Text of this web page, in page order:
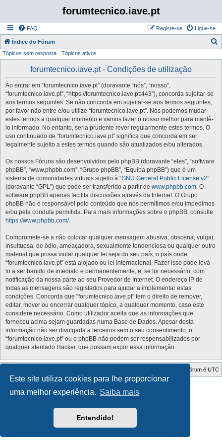
Este site utiliza cookies para lhe proporcionar
uma melhor experiência. Saiba mais
Entendido!
forumtecnico.iave.pt
FAQ Ligue-se
Registe-se
Índice do Fórum
Tópicos sem resposta Tópicos ativos
forumtecnico.iave.pt - Condições de utilização
Ao entrar em “forumtecnico.iave.pt” (doravante “nós”, “nosso”,
“forumtecnico.iave.pt”, “https://forumtecnico.iave.pt:443”), concorda sujeitar-se
aos termos seguintes. Se não concorda em sujeitar-se aos termos seguintes,
por favor não entre e/ou utilize “forumtecnico.iave.pt”. Nós podemos mudar
estes termos a qualquer momento e vamos fazer o nosso melhor para mantê-
lo informado. No entanto, seria prudente rever regularmente estes termos. O
uso continuado de “forumtecnico.iave.pt” significa que concorda em ser
legalmente sujeito a estes termos quando são atualizados e/ou alterados.
Os nossos Fóruns são desenvolvidos pelo phpBB (doravante “eles”, “software
phpBB”, “www.phpbb.com”, “Grupo phpBB”, “Equipa phpBB”) que é um
sistema de comunidades virtuais sujeito à “GNU General Public License v2”
(doravante “GPL”) que pode ser transferido a partir de www.phpbb.com. O
software phpBB apenas facilita discussões através da Internet. O Grupo
phpBB não é responsável pelo conteúdo que nós permitimos e/ou impedimos
e/ou pela conduta permitida. Para mais informações sobre o phpBB, consulte:
https://www.phpbb.com/.
Compromete-se a não colocar qualquer mensagem abusiva, obscena, vulgar,
insultuosa, de ódio, ameaçadora, sexualmente tendenciosa ou qualquer outro
material que possa violar qualquer lei seja do seu país, o país onde
“forumtecnico.iave.pt” está alojado ou lei Internacional. Fazer isso pode levá-
lo a ser banido de imediato e permanentemente, e, se for necessário, com
notificação da nossa parte ao seu Provedor de Internet. O endereço IP de
todas as mensagens são registados para ajudar a implementar estas
condições. Concorda que “forumtecnico.iave.pt” tem o direito de remover,
editar, mover ou encerrar qualquer tópico, a qualquer momento, caso este
considere necessário. Como utilizador aceita que as informações que
forneceu acima sejam guardadas numa Base de Dados. Apesar desta
informação não ser divulgada a terceiros sem o seu consentimento, o
“forumtecnico.iave.pt” ou o phpBB não podem ser responsabilizados por
qualquer atentado Hacker, que possam expor essa informação.
O Fuso Horário do Fórum é UTC
Style Developer by © GTA game
Desenvolvido porphpBB
® Forum Software © phpBB Limited
Privacidade|Termos